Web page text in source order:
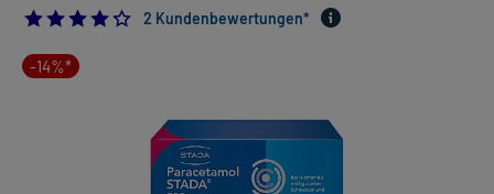
4.0
2 Kundenbewertungen*
-14%*